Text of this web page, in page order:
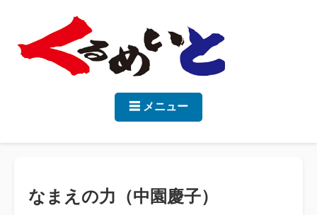
☰ メニュー
なまえの力（中園慶子）